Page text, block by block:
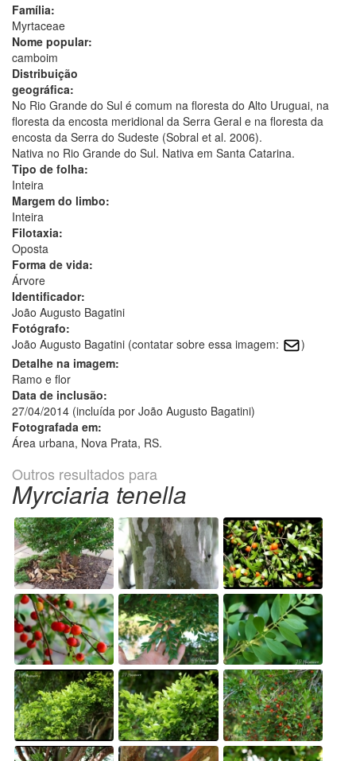
Família:
Myrtaceae
Nome popular:
camboim
Distribuição
geográfica:
No Rio Grande do Sul é comum na floresta do Alto Uruguai, na
floresta da encosta meridional da Serra Geral e na floresta da
encosta da Serra do Sudeste (Sobral et al. 2006).
Nativa no Rio Grande do Sul. Nativa em Santa Catarina.
Tipo de folha:
Inteira
Margem do limbo:
Inteira
Filotaxia:
Oposta
Forma de vida:
Árvore
Identificador:
João Augusto Bagatini
Fotógrafo:
João Augusto Bagatini (contatar sobre essa imagem:
)
Detalhe na imagem:
Ramo e flor
Data de inclusão:
27/04/2014 (incluída por João Augusto Bagatini)
Fotografada em:
Área urbana, Nova Prata, RS.
Outros resultados para
Myrciaria tenella